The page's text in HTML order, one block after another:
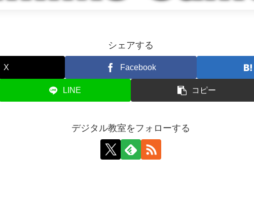
シェアする
X Facebook
LINE コピー
デジタル教室をフォローする